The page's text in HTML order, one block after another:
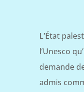
L’État
l’Unesco
demande
admis